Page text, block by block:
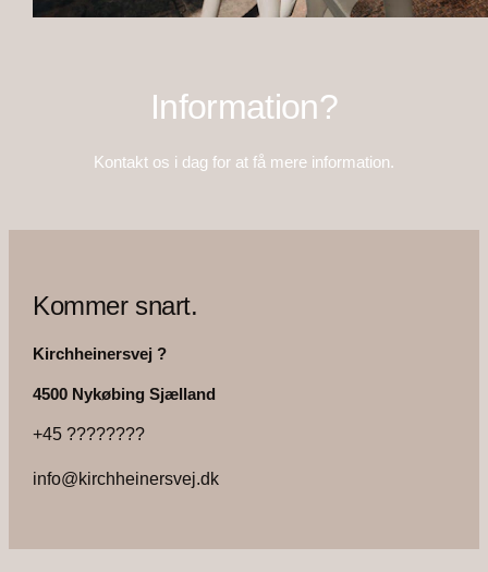
Information?
Kontakt os i dag for at få mere information.
Kommer snart.
Kirchheinersvej ?
4500 Nykøbing Sjælland
+45 ????????
info@kirchheinersvej.dk